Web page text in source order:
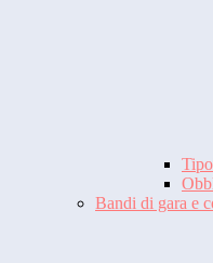
Bandi di gara e